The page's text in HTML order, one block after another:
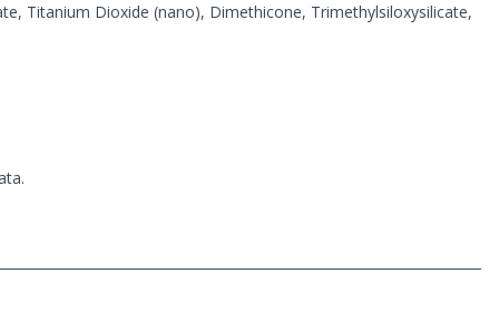
Titanium Dioxide (nano), Dimethicone, Trimethylsiloxysilicate,